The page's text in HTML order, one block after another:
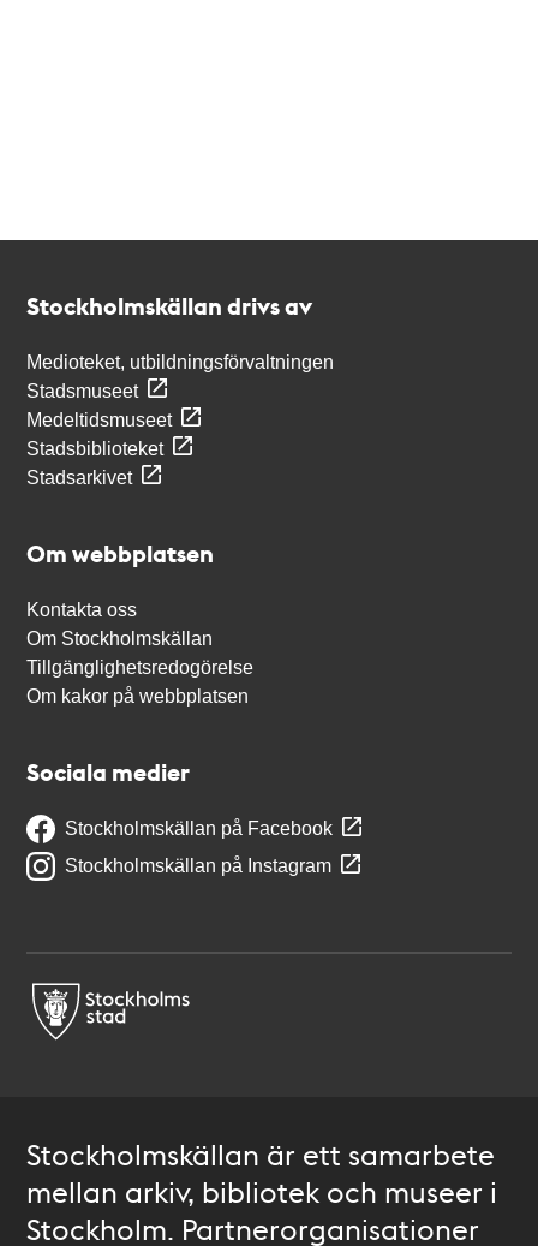
Stockholmskällan drivs av
Medioteket, utbildningsförvaltningen
Stadsmuseet
Medeltidsmuseet
Stadsbiblioteket
Stadsarkivet
Om webbplatsen
Kontakta oss
Om Stockholmskällan
Tillgänglighetsredogörelse
Om kakor på webbplatsen
Sociala medier
Stockholmskällan på Facebook
Stockholmskällan på Instagram
Stockholmskällan är ett samarbete
mellan arkiv, bibliotek och museer i
Stockholm. Partnerorganisationer